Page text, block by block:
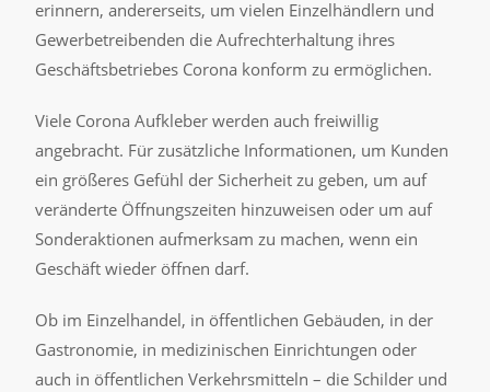
erinnern, andererseits, um vielen Einzelhändlern und
Gewerbetreibenden die Aufrechterhaltung ihres
Geschäftsbetriebes Corona konform zu ermöglichen.
Viele Corona Aufkleber werden auch freiwillig
angebracht. Für zusätzliche Informationen, um Kunden
ein größeres Gefühl der Sicherheit zu geben, um auf
veränderte Öffnungszeiten hinzuweisen oder um auf
Sonderaktionen aufmerksam zu machen, wenn ein
Geschäft wieder öffnen darf.
Ob im Einzelhandel, in öffentlichen Gebäuden, in der
Gastronomie, in medizinischen Einrichtungen oder
auch in öffentlichen Verkehrsmitteln – die Schilder und